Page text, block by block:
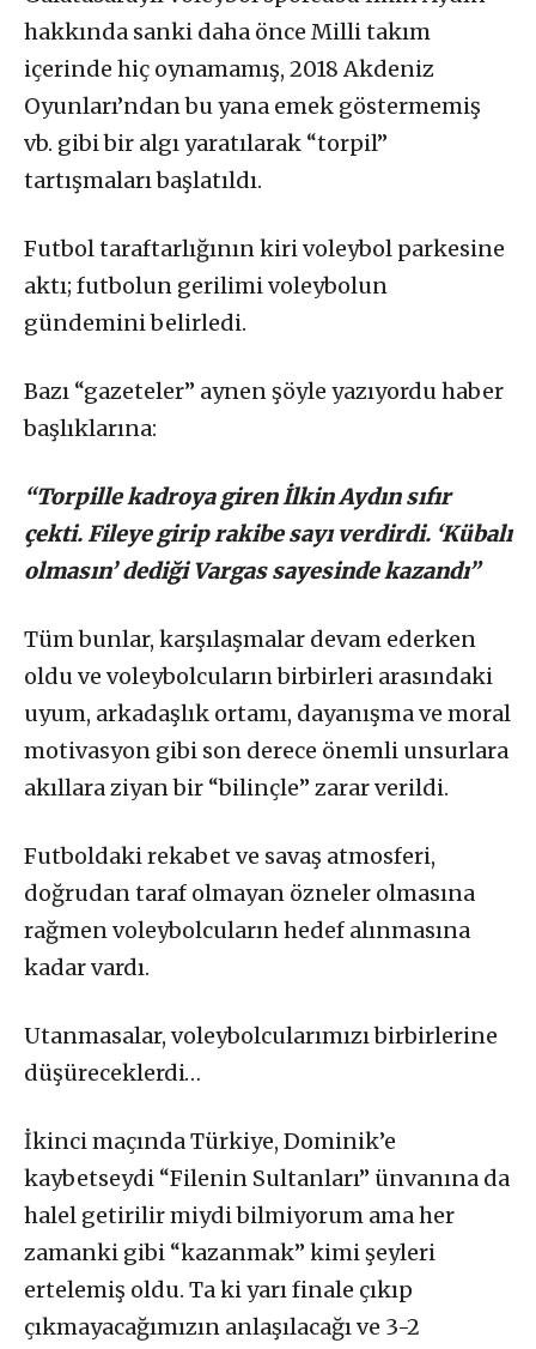
hakkında sanki daha önce Milli takım
içerinde hiç oynamamış, 2018 Akdeniz
Oyunları’ndan bu yana emek göstermemiş
vb. gibi bir algı yaratılarak “torpil”
tartışmaları başlatıldı.
Futbol taraftarlığının kiri voleybol parkesine
aktı; futbolun gerilimi voleybolun
gündemini belirledi.
Bazı “gazeteler” aynen şöyle yazıyordu haber
başlıklarına:
“Torpille kadroya giren İlkin Aydın sıfır
çekti. Fileye girip rakibe sayı verdirdi. ‘Kübalı
olmasın’ dediği Vargas sayesinde kazandı”
Tüm bunlar, karşılaşmalar devam ederken
oldu ve voleybolcuların birbirleri arasındaki
uyum, arkadaşlık ortamı, dayanışma ve moral
motivasyon gibi son derece önemli unsurlara
akıllara ziyan bir “bilinçle” zarar verildi.
Futboldaki rekabet ve savaş atmosferi,
doğrudan taraf olmayan özneler olmasına
rağmen voleybolcuların hedef alınmasına
kadar vardı.
Utanmasalar, voleybolcularımızı birbirlerine
düşüreceklerdi…
İkinci maçında Türkiye, Dominik’e
kaybetseydi “Filenin Sultanları” ünvanına da
halel getirilir miydi bilmiyorum ama her
zamanki gibi “kazanmak” kimi şeyleri
ertelemiş oldu. Ta ki yarı finale çıkıp
çıkmayacağımızın anlaşılacağı ve 3-2